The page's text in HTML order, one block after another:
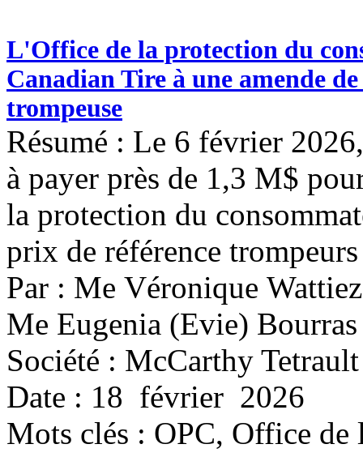
L'Office de la protection du
Canadian Tire à une amende
trompeuse
Résumé : Le 6 février
à payer près de 1,3 M$
la protection du
prix de référence
Par : Me Véronique
Me Eugenia (Evie) Bourras
Société : McCarthy Tetrault
Date : 18 février 2026
Mots clés : OPC, Office de